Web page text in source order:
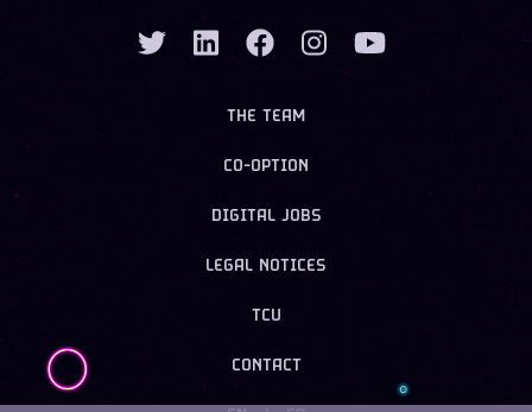
THE TEAM
CO-OPTION
DIGITAL JOBS
LEGAL NOTICES
TCU
CONTACT